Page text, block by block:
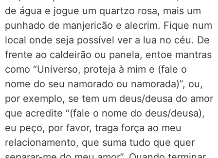
de água e jogue um quartzo rosa, mais um
punhado de manjericão e alecrim. Fique num
local onde seja possível ver a lua no céu. De
frente ao caldeirão ou panela, entoe mantras
como “Universo, proteja à mim e (fale o
nome do seu namorado ou namorada)”, ou,
por exemplo, se tem um deus/deusa do amor
que acredite “(fale o nome do deus/deusa),
eu peço, por favor, traga força ao meu
relacionamento, que suma tudo que quer